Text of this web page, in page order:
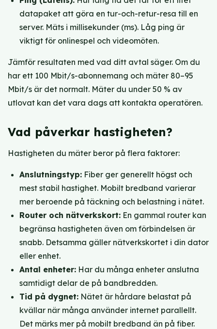
datapaket att göra en tur-och-retur-resa till en
server. Mäts i millisekunder (ms). Låg ping är
viktigt för onlinespel och videomöten.
Jämför resultaten med vad ditt avtal säger. Om du
har ett 100 Mbit/s-abonnemang och mäter 80–95
Mbit/s är det normalt. Mäter du under 50 % av
utlovat kan det vara dags att kontakta operatören.
Vad påverkar hastigheten?
Hastigheten du mäter beror på flera faktorer:
Anslutningstyp: Fiber ger generellt högst och
mest stabil hastighet. Mobilt bredband varierar
mer beroende på täckning och belastning i nätet.
Router och nätverkskort: En gammal router kan
begränsa hastigheten även om förbindelsen är
snabb. Detsamma gäller nätverkskortet i din dator
eller enhet.
Antal enheter: Har du många enheter anslutna
samtidigt delar de på bandbredden.
Tid på dygnet: Nätet är hårdare belastat på
kvällar när många använder internet parallellt.
Det märks mer på mobilt bredband än på fiber.